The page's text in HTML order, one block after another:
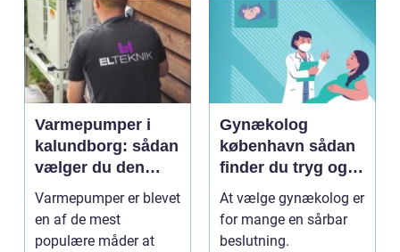
Varmepumper i
kalundborg: sådan
vælger du den
rigtige løsning
Varmepumper er blevet
en af de mest
populære måder at
Gynækolog
københavn sådan
finder du tryg og
professionel hjælp
At vælge gynækolog er
for mange en sårbar
beslutning.